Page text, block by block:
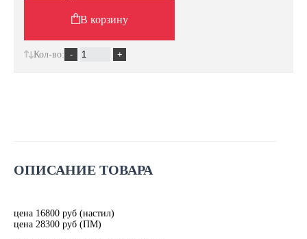
ОПИСАНИЕ ТОВАРА
цена 16800 руб (настил)
цена 28300 руб (ПМ)
В корзину
Кол-во: